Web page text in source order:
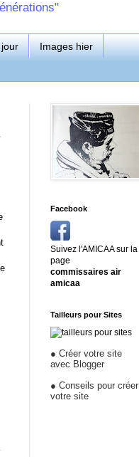
Images hier
Facebook
Suivez l'AMICAA sur la
page
commissaires air
amicaa
Tailleurs pour Sites
● Créer votre site
avec Blogger
● Conseils pour créer
votre site